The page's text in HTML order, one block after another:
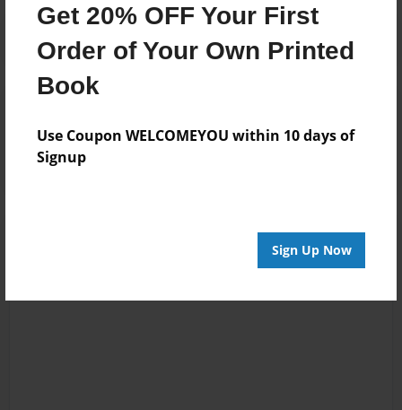
Get 20% OFF Your First
Order of Your Own Printed
Book
Use Coupon WELCOMEYOU within 10 days of
Signup
Sign Up Now
Log in orcreate an accountto add a comment.